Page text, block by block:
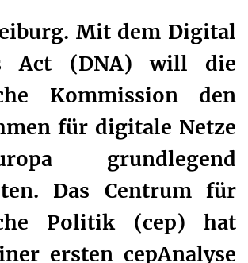
Mit dem Digital
Act (DNA) will die
Kommission den
für digitale Netze
grundlegend
Das Centrum für
Politik (cep) hat
ersten cepAnalyse